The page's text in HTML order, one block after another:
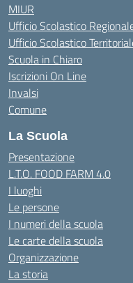
MIUR
Ufficio Scolastico
Ufficio Scolastico
Scuola in Chiaro
Iscrizioni On Line
Invalsi
Comune
La Scuola
Presentazione
L.T.O. FOOD FARM 4.0
I luoghi
Le persone
I numeri della scuola
Le carte della scuola
Organizzazione
La storia